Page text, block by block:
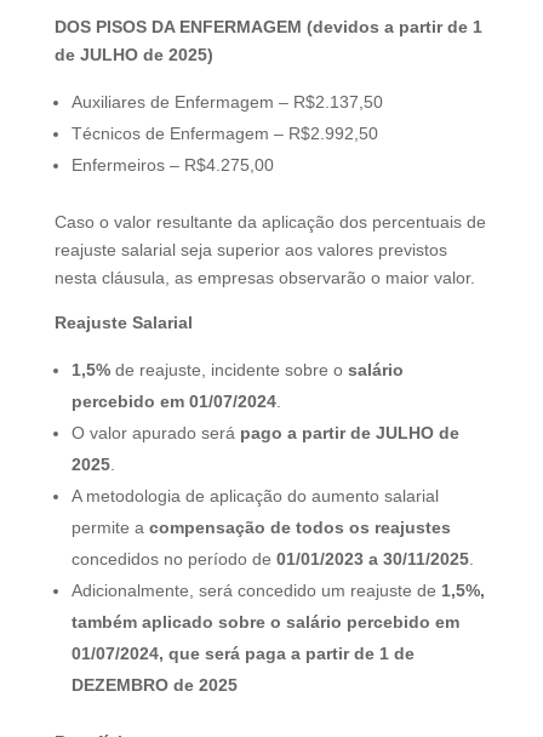
DOS PISOS DA ENFERMAGEM (devidos a partir de 1
de JULHO de 2025)
Auxiliares de Enfermagem – R$2.137,50
Técnicos de Enfermagem – R$2.992,50
Enfermeiros – R$4.275,00
Caso o valor resultante da aplicação dos percentuais de
reajuste salarial seja superior aos valores previstos
nesta cláusula, as empresas observarão o maior valor.
Reajuste Salarial
1,5%de reajuste, incidente sobre o salário
percebido em 01/07/2024.
O valor apurado será pago a partir de JULHO de
2025.
A metodologia de aplicação do aumento salarial
permite a compensação de todos os reajustes
concedidos no período de 01/01/2023 a 30/11/2025.
Adicionalmente, será concedido um reajuste de 1,5%,
também aplicado sobre o salário percebido em
01/07/2024, que será paga a partir de 1 de
DEZEMBRO de 2025